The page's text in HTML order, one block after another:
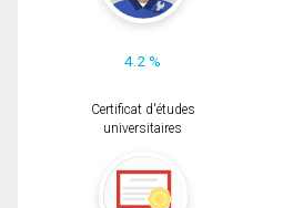
4.2 %
Certificat d'études
universitaires